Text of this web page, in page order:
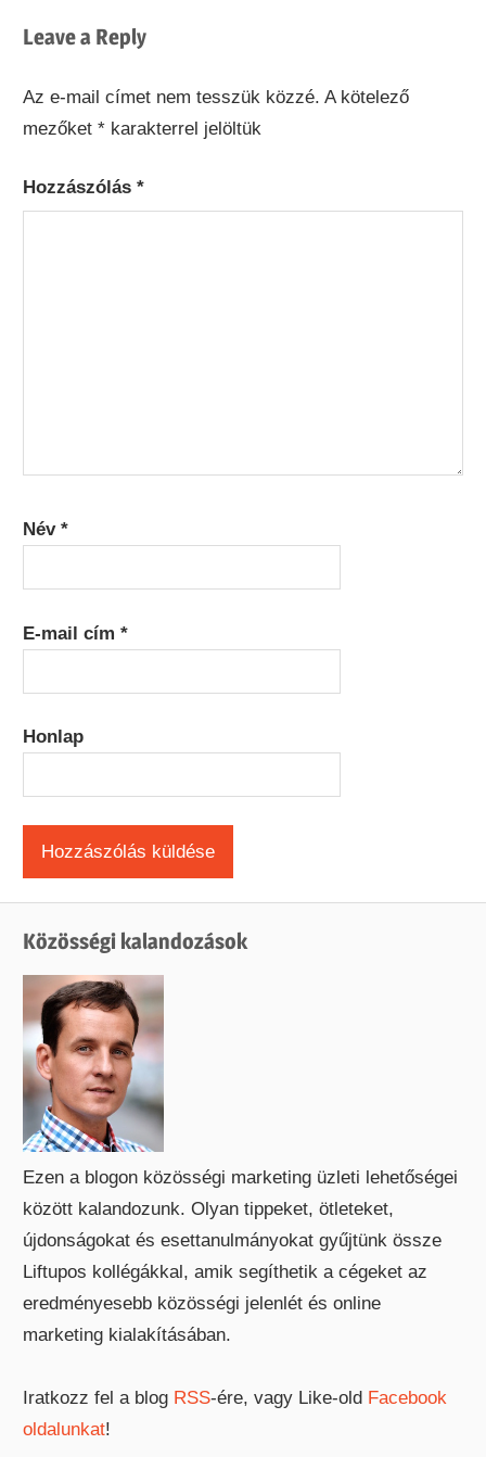
Leave a Reply
Az e-mail címet nem tesszük közzé. A kötelező
mezőket* karakterrel jelöltük
Hozzászólás*
Név*
E-mail cím*
Honlap
Közösségi kalandozások
Ezen a blogon közösségi marketing üzleti lehetőségei
között kalandozunk. Olyan tippeket, ötleteket,
újdonságokat és esettanulmányokat gyűjtünk össze
Liftupos kollégákkal, amik segíthetik a cégeket az
eredményesebb közösségi jelenlét és online
marketing kialakításában.
Iratkozz fel a blog RSS-ére, vagy Like-old Facebook
oldalunkat!